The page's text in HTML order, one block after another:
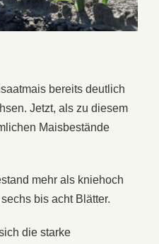
bereits deutlich
Jetzt, als zu diesem
Maisbestände
mehr als kniehoch
bis acht Blätter.
die starke